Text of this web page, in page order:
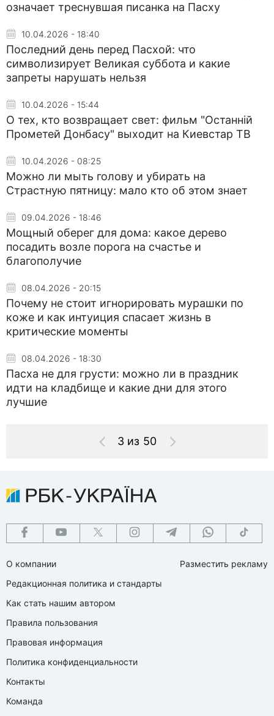
означает треснувшая писанка на Пасху
10.04.2026 - 18:40
Последний день перед Пасхой: что
символизирует Великая суббота и какие
запреты нарушать нельзя
10.04.2026 - 15:44
О тех, кто возвращает свет: фильм "Останній
Прометей Донбасу" выходит на Киевстар ТВ
10.04.2026 - 08:25
Можно ли мыть голову и убирать на
Страстную пятницу: мало кто об этом знает
09.04.2026 - 18:46
Мощный оберег для дома: какое дерево
посадить возле порога на счастье и
благополучие
08.04.2026 - 20:15
Почему не стоит игнорировать мурашки по
коже и как интуиция спасает жизнь в
критические моменты
08.04.2026 - 18:30
Пасха не для грусти: можно ли в праздник
идти на кладбище и какие дни для этого
лучшие
3 из 50
О компании
Редакционная политика и стандарты
Как стать нашим автором
Правила пользования
Правовая информация
Политика конфиденциальности
Контакты
Команда
Разместить рекламу